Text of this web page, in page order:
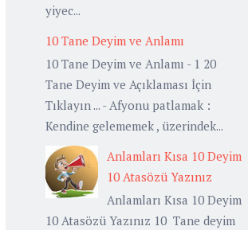
yiyec...
10 Tane Deyim ve Anlamı
10 Tane Deyim ve Anlamı - 1 20
Tane Deyim ve Açıklaması İçin
Tıklayın ... - Afyonu patlamak :
Kendine gelememek , üzerindek...
Anlamları Kısa 10 Deyim
10 Atasözü Yazınız
Anlamları Kısa 10 Deyim
10 Atasözü Yazınız 10 Tane deyim